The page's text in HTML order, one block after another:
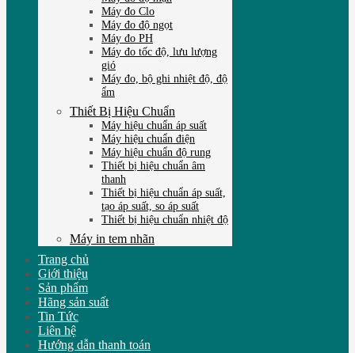
Máy đo Clo
Máy đo độ ngọt
Máy đo PH
Máy đo tốc độ, lưu lượng
gió
Máy đo, bộ ghi nhiệt độ, độ
ẩm
Thiết Bị Hiệu Chuẩn
Máy hiệu chuẩn áp suất
Máy hiệu chuẩn điện
Máy hiệu chuẩn độ rung
Thiết bị hiệu chuẩn âm
thanh
Thiết bị hiệu chuẩn áp suất,
tạo áp suất, so áp suất
Thiết bị hiệu chuẩn nhiệt độ
Máy in tem nhãn
Trang chủ
Giới thiệu
Sản phẩm
Hãng sản suất
Tin Tức
Liên hệ
Hướng dẫn thanh toán